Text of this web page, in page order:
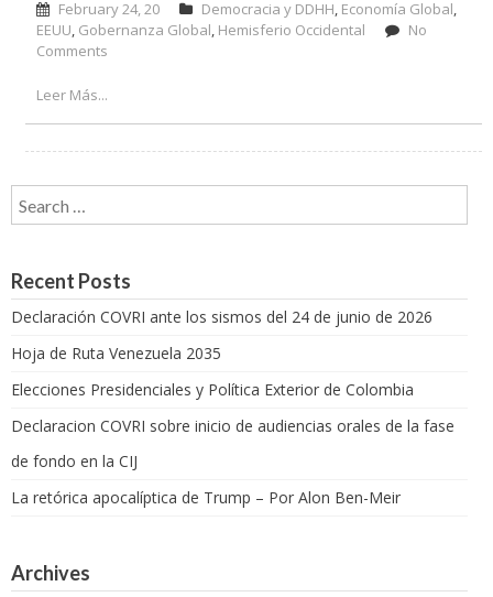
February 24, 20 Democracia y DDHH, Economía Global,
EEUU, Gobernanza Global, Hemisferio Occidental
No
Comments
Leer Más...
Search for:
Recent Posts
Declaración COVRI ante los sismos del 24 de junio de 2026
Hoja de Ruta Venezuela 2035
Elecciones Presidenciales y Política Exterior de Colombia
Declaracion COVRI sobre inicio de audiencias orales de la fase
de fondo en la CIJ
La retórica apocalíptica de Trump – Por Alon Ben-Meir
Archives